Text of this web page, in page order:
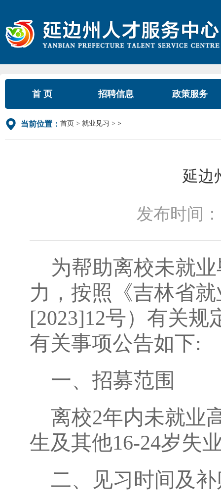
首 页 招聘信息 政策服务
当前位置： 首页 就业见习 >
延边
发布时间：
为帮助离校未就
力 ，按照《吉林省
[2023]12号）有关
有关事项公告如下:
一、 招募范围
离校2年内未就业
生及其他16-24岁失
二、
见习时间及